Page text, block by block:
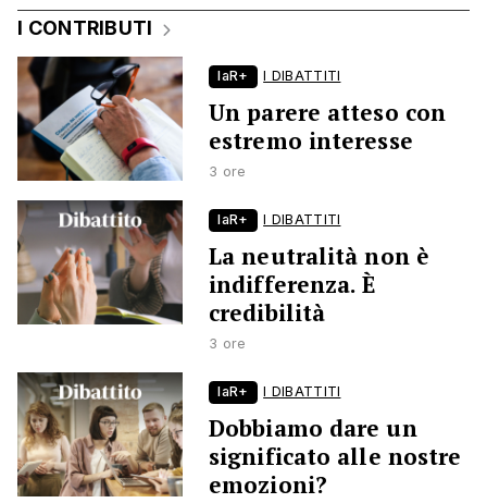
I CONTRIBUTI
laR+ I DIBATTITI
Un parere atteso con
estremo interesse
3 ore
laR+ I DIBATTITI
La neutralità non è
indifferenza. È
credibilità
3 ore
laR+ I DIBATTITI
Dobbiamo dare un
significato alle nostre
emozioni?